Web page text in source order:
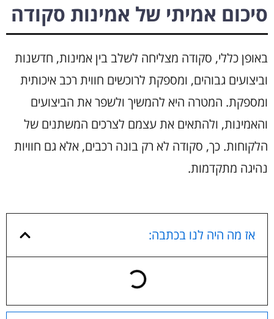
סיכום אמיתי של אמינות סקודה
באופן כללי, סקודה מצליחה לשלב בין אמינות, חדשנות
וביצועים גבוהים, ומספקת לרוכשים חווית רכב איכותית
ומספקת. המטרה היא להמשיך ולשפר את הביצועים
והאמינות, ולהתאים את עצמם לצרכים המשתנים של
הלקוחות. כך, סקודה לא רק בונה רכבים, אלא גם חוויות
נהיגה מתקדמות.
אז מה היה לנו בכתבה: